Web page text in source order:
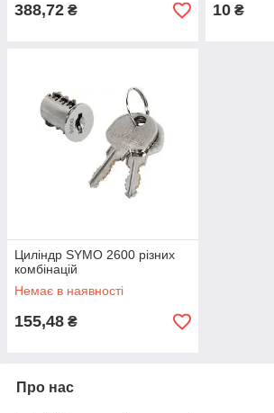
388,72 ₴ 10 ₴
Циліндр SYMO 2600 різних
комбінацій
Немає в наявності
155,48 ₴
Про нас